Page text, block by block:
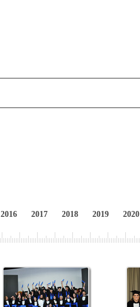
2016 2017 2018 2019 2020